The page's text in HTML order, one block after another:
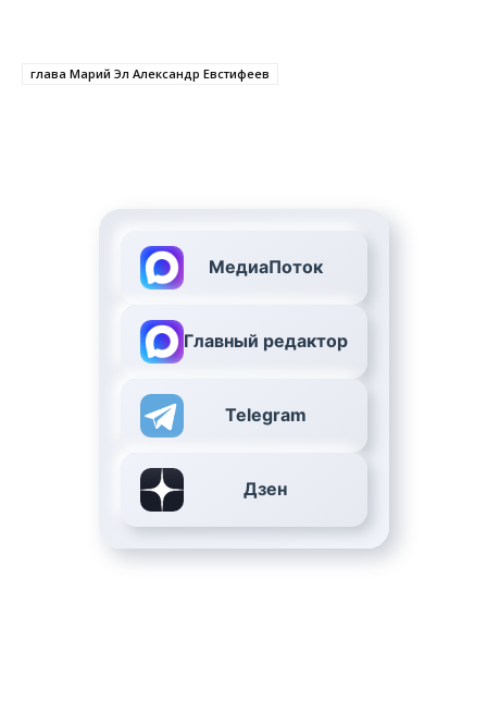
глава Марий Эл Александр Евстифеев
МедиаПоток
Главный редактор
Telegram
Дзен